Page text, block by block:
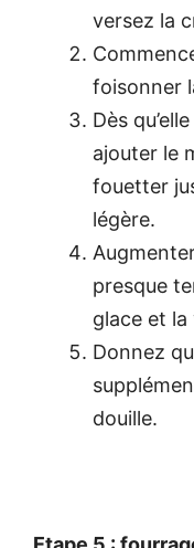
versez la
foisonner
Dès
ajouter le
fouetter
légère.
presque
glace et la
Donnez
douille.